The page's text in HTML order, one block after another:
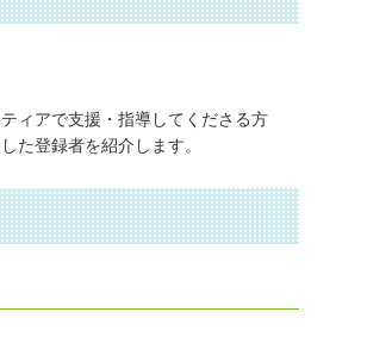
ィアで支援・指導してくださる方
た登録者を紹介します。